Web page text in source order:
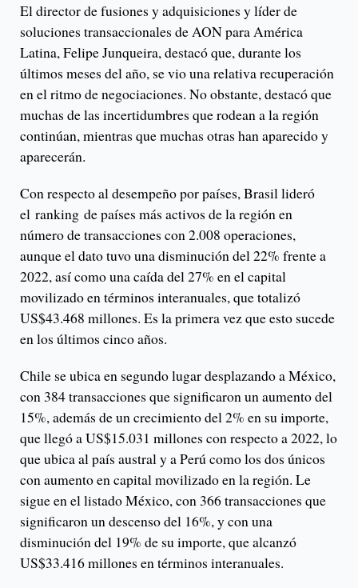
El director de fusiones y adquisiciones y líder de
soluciones transaccionales de AON para América
Latina, Felipe Junqueira, destacó que, durante los
últimos meses del año, se vio una relativa recuperación
en el ritmo de negociaciones. No obstante, destacó que
muchas de las incertidumbres que rodean a la región
continúan, mientras que muchas otras han aparecido y
aparecerán.
Con respecto al desempeño por países, Brasil lideró
el ranking de países más activos de la región en
número de transacciones con 2.008 operaciones,
aunque el dato tuvo una disminución del 22% frente a
2022, así como una caída del 27% en el capital
movilizado en términos interanuales, que totalizó
US$43.468 millones. Es la primera vez que esto sucede
en los últimos cinco años.
Chile se ubica en segundo lugar desplazando a México,
con 384 transacciones que significaron un aumento del
15%, además de un crecimiento del 2% en su importe,
que llegó a US$15.031 millones con respecto a 2022, lo
que ubica al país austral y a Perú como los dos únicos
con aumento en capital movilizado en la región. Le
sigue en el listado México, con 366 transacciones que
significaron un descenso del 16%, y con una
disminución del 19% de su importe, que alcanzó
US$33.416 millones en términos interanuales.